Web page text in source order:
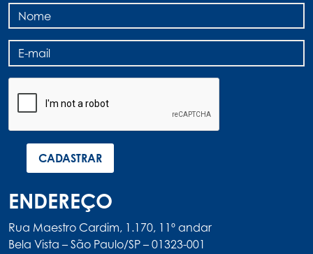
ENDEREÇO
Rua Maestro Cardim, 1.170, 11º andar
Bela Vista – São Paulo/SP – 01323-001